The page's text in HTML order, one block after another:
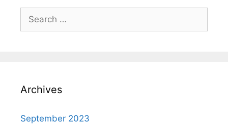
Archives
September 2023